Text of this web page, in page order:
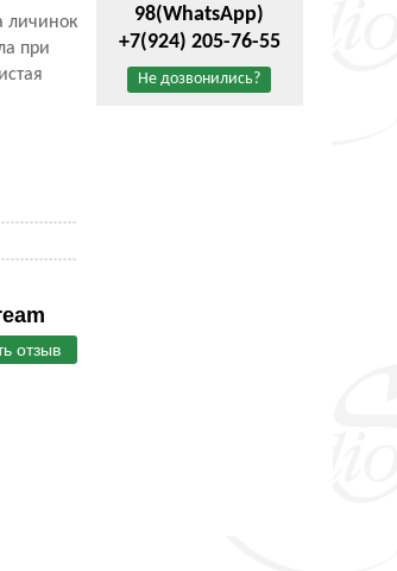
личинок
при
отзыв
98(WhatsApp)
+7(924) 205-76-55
Не дозвонились?